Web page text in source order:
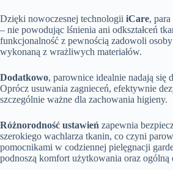
Dzięki nowoczesnej technologii iCare,
– nie powodując lśnienia ani odkształceń
funkcjonalność z pewnością zadowoli
wykonaną z wrażliwych materiałów.
Dodatkowo, parownice idealnie nadają się
Oprócz usuwania zagnieceń, efektywnie
szczególnie ważne dla zachowania higieny.
Różnorodność ustawień zapewnia
szerokiego wachlarza tkanin, co czyni
pomocnikami w codziennej pielęgnacji
podnoszą komfort użytkowania oraz ogólną